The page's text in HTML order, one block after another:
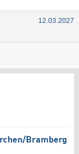
12.03.2027
​Bramberg